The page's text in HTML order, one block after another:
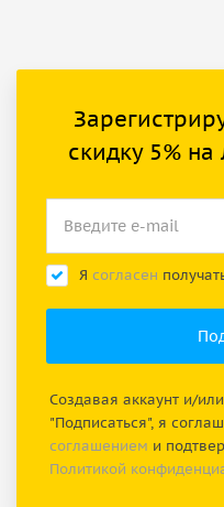
скидку 5%
Я согласен
Создавая аккаунт и/
"Подписаться", я
соглашением и
Политикой